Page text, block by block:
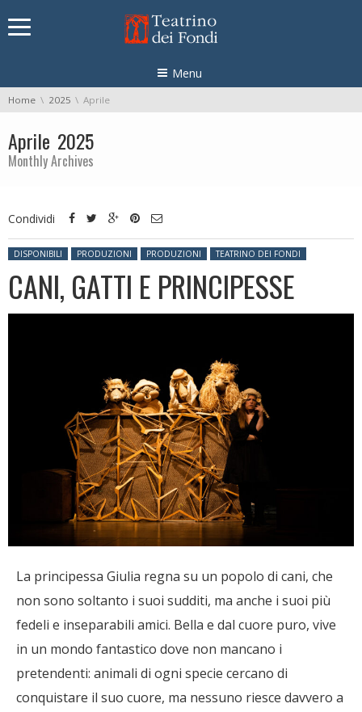
Menu
You are here:
Home 2025 Aprile
Aprile 2025
Monthly Archives
Condividi
Posted in:
DISPONIBILI PRODUZIONI PRODUZIONI TEATRINO DEI FONDI
CANI, GATTI E PRINCIPESSE
La principessa Giulia regna su un popolo di cani, che
non sono soltanto i suoi sudditi, ma anche i suoi più
fedeli e inseparabili amici. Bella e dal cuore puro, vive
in un mondo fantastico dove non mancano i
pretendenti: animali di ogni specie cercano di
conquistare il suo cuore, ma nessuno riesce davvero a